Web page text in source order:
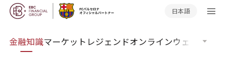
日本語
金融知識マーケットレジェンドオンラインウェビナー